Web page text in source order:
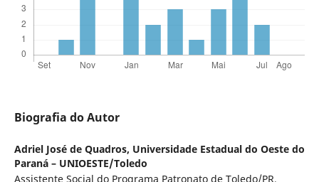
Biografia do Autor
Adriel José de Quadros, Universidade Estadual do Oeste do
Paraná – UNIOESTE/Toledo
Assistente Social do Programa Patronato de Toledo/PR,